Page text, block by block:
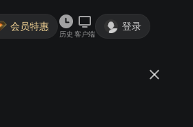
会员特惠
历史 客户端
登录